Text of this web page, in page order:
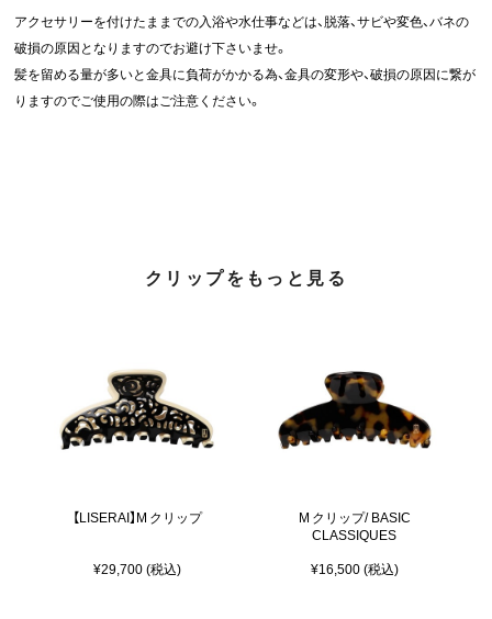
アクセサリーを付けたままでの入浴や水仕事などは、脱落、サビや変色、バネの
破損の原因となりますのでお避け下さいませ。
髪を留める量が多いと金具に負荷がかかる為、金具の変形や、破損の原因に繋が
りますのでご使用の際はご注意ください。
クリップをもっと見る
【LISERAI】M クリップ
¥29,700 (税込)
M クリップ/ BASIC
CLASSIQUES
¥16,500 (税込)